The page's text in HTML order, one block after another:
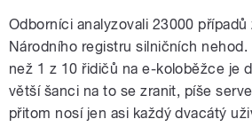
Odborníci analyzovali 23000
Národního registru silničních nehod.
než 1 z 10 řidičů na e-koloběžce je
větší šanci na to se zranit, píše
přitom nosí jen asi každý dvacátý